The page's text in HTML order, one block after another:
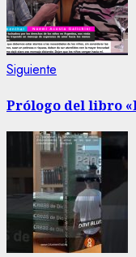
Siguiente
Prólogo del libro